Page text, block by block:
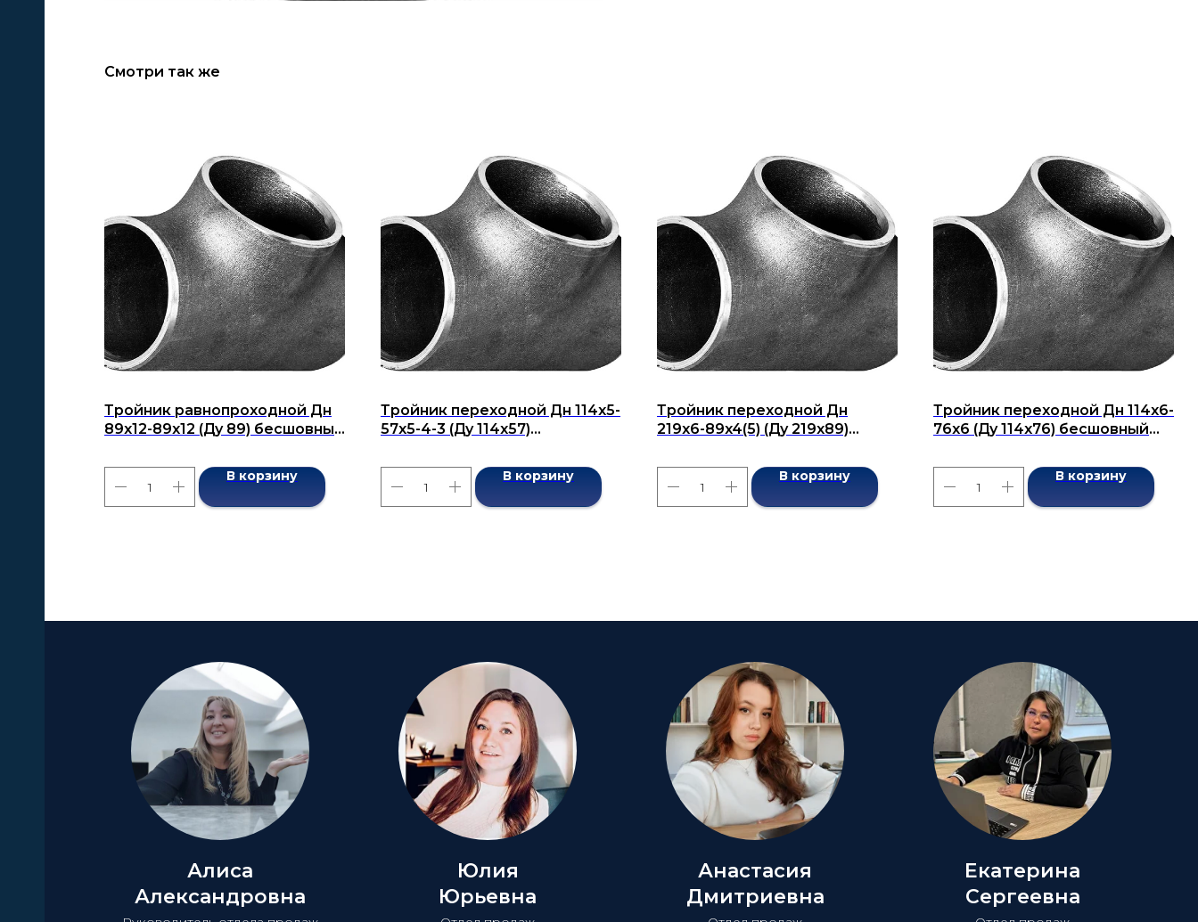
Смотри так же
Тройник равнопроходной Дн
89х12-89х12 (Ду 89) бесшовный
В корзину
Тройник переходной Дн 114х5-
57х5-4-3 (Ду 114х57)
В корзину
Тройник переходной Дн
219x6-89x4(5) (Ду 219x89)
В корзину
Тройник переходной Дн 114х6-
76х6 (Ду 114х76) бесшовный
В корзину
Алиса
Александровна
Юлия
Юрьевна
Анастасия
Дмитриевна
Екатерина
Сергеевна